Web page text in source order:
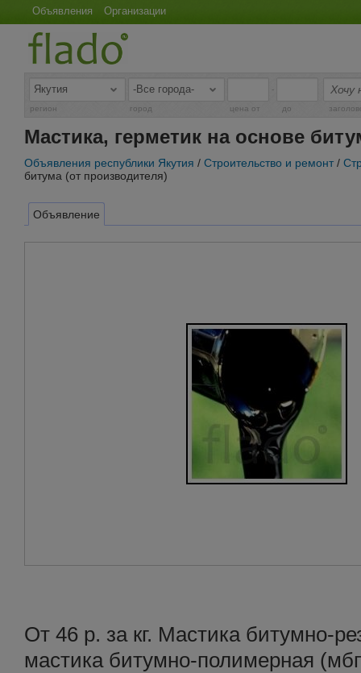
Объявления Организации
-
регион город цена от до
Мастика, герметик на основе
Объявления республики Якутия / Строительство и ремонт /
битума (от производителя)
Объявление
От 46 р. за кг. Мастика битумно-
мастика битумно-полимерная